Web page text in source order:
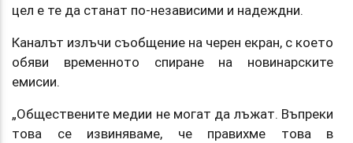
цел е те да станат по-независими и надеждни.
Каналът излъчи съобщение на черен екран, с което
обяви временното спиране на новинарските
емисии.
„Обществените медии не могат да лъжат. Въпреки
това се извиняваме, че правихме това в